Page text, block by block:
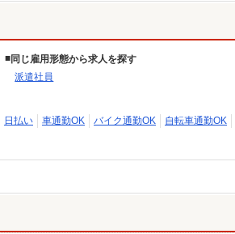
同じ雇用形態から求人を探す
派遣社員
日払い 車通勤OK バイク通勤OK 自転車通勤OK